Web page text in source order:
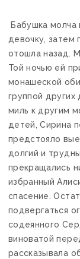
Бабушка молча
девочку, затем
отошла назад.
Той ночью ей
монашеской
группой
миль к другим
детей, Сирина
предстояло
долгий и
прекращались
избранный
спасение.
подвергаться
содеянного
виноватой
рассказывала